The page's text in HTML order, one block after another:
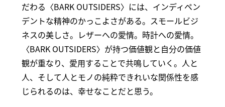
だわる〈BARK OUTSIDERS〉には、インディペン
デントな精神のかっこよさがある。スモールビジ
ネスの美しさ。レザーへの愛情。時計への愛情。
〈BARK OUTSIDERS〉が持つ価値観と自分の価値
観が重なり、愛用することで共鳴していく。人と
人、そして人とモノの純粋できれいな関係性を感
じられるのは、幸せなことだと思う。